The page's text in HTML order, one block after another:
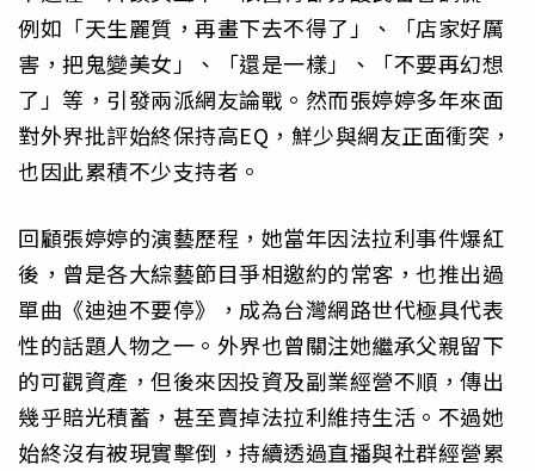
例如「天生麗質，再畫下去不得了」、「店家好厲
害，把鬼變美女」、「還是一樣」、「不要再幻想
了」等，引發兩派網友論戰。然而張婷婷多年來面
對外界批評始終保持高EQ，鮮少與網友正面衝突，
也因此累積不少支持者。
回顧張婷婷的演藝歷程，她當年因法拉利事件爆紅
後，曾是各大綜藝節目爭相邀約的常客，也推出過
單曲《迪迪不要停》，成為台灣網路世代極具代表
性的話題人物之一。外界也曾關注她繼承父親留下
的可觀資產，但後來因投資及副業經營不順，傳出
幾乎賠光積蓄，甚至賣掉法拉利維持生活。不過她
始終沒有被現實擊倒，持續透過直播與社群經營累